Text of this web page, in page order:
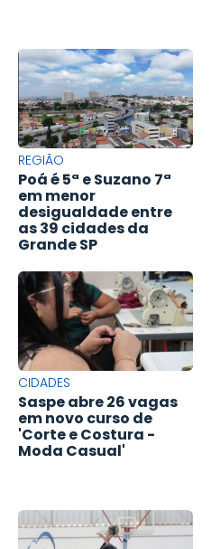
REGIÃO
Poá é 5ª e Suzano 7ª
em menor
desigualdade entre
as 39 cidades da
Grande SP
CIDADES
Saspe abre 26 vagas
em novo curso de
'Corte e Costura -
Moda Casual'